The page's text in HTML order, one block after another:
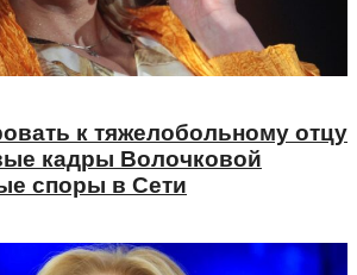
к тяжелобольному отцу
кадры Волочковой
споры в Сети